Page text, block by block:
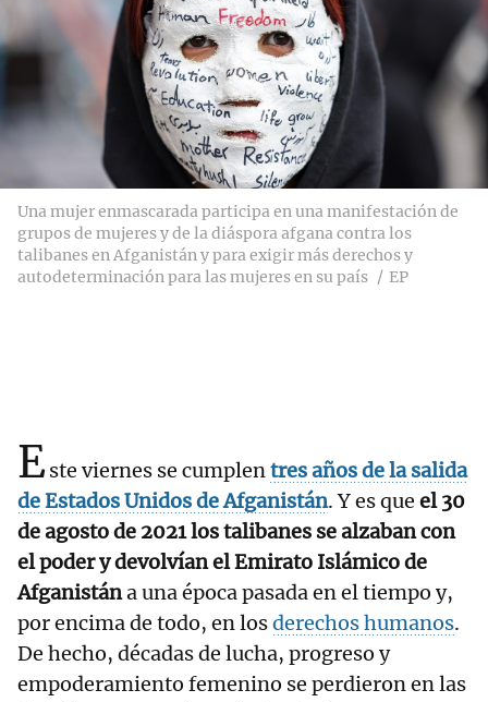
Una mujer enmascarada participa en una manifestación de
grupos de mujeres y de la diáspora afgana contra los
talibanes en Afganistán y para exigir más derechos y
autodeterminación para las mujeres en su país
EP
Este viernes se cumplentres años de la salida
de Estados Unidos de Afganistán. Y es que el 30
de agosto de 2021 los talibanes se alzaban con
el poder y devolvían el Emirato Islámico de
Afganistána una época pasada en el tiempo y,
por encima de todo, en losderechos humanos.
De hecho, décadas de lucha, progreso y
empoderamiento femenino se perdieron en las